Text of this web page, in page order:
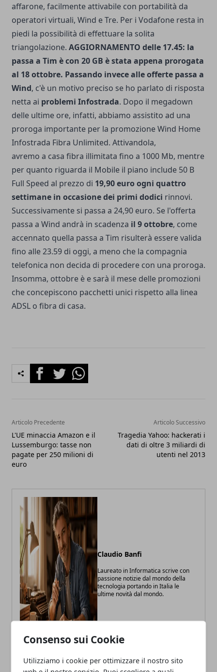
Consenso sui Cookie
Utilizziamo i cookie per ottimizzare il nostro sito
affarone, facilmente attivabile con portabilità da
operatori virtuali, Wind e Tre. Per i Vodafone resta in
piedi la possibilità di effettuare la solita
triangolazione. AGGIORNAMENTO delle 17.45: la
passa a Tim è con 20 GB è stata appena prorogata
al 18 ottobre. Passando invece alle offerte passa a
Wind, c'è un motivo preciso se ho parlato di risposta
netta ai problemi Infostrada. Dopo il megadown
delle ultime ore, infatti, abbiamo assistito ad una
proroga importante per la promozione Wind Home
Infostrada Fibra Unlimited. Attivandola,
avremo a casa fibra illimitata fino a 1000 Mb, mentre
per quanto riguarda il Mobile il piano include 50 B
Full Speed al prezzo di 19,90 euro ogni quattro
settimane in occasione dei primi dodici rinnovi.
Successivamente si passa a 24,90 euro. Se l'offerta
passa a Wind andrà in scadenza il 9 ottobre, come
accennato quella passa a Tim risulterà essere valida
fino alle 23.59 di oggi, a meno che la compagnia
telefonica non decida di procedere con una proroga.
Insomma, ottobre è e sarà il mese delle promozioni
che concepiscono pacchetti unici rispetto alla linea
ADSL o fibra di casa.
FacebookTwitterWhatsapp
Articolo Precedente
L'UE minaccia Amazon e il
Lussemburgo: tasse non
pagate per 250 milioni di
euro
Articolo Successivo
Tragedia Yahoo: hackerati i
dati di oltre 3 miliardi di
utenti nel 2013
Claudio Banfi
Laureato in Informatica scrive con
passione notizie dal mondo della
tecnologia portando in Italia le
ultime novità dal mondo.